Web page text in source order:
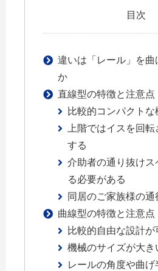
目次
違いは「レール」を曲
か
直線型の特徴と注意点
比較的コンパクトな
上階ではイスを回
する
介助者の通り抜けス
る必要がある
同居のご家族様の通
曲線型の特徴と注意点
比較的自由な設計が
機械のサイズが大き
レールの角度や曲